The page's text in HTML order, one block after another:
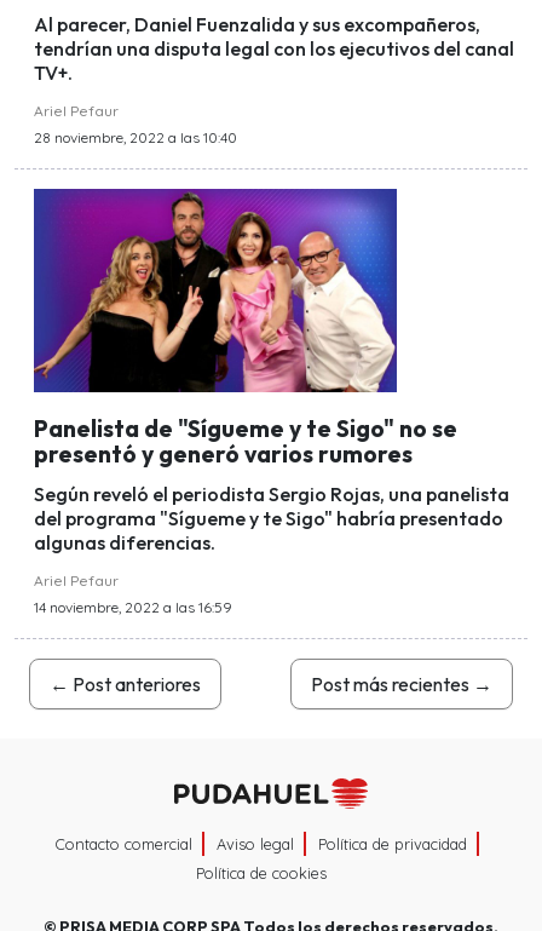
Al parecer, Daniel Fuenzalida y sus excompañeros,
tendrían una disputa legal con los ejecutivos del canal
TV+.
Ariel Pefaur
28 noviembre, 2022 a las 10:40
Panelista de "Sígueme y te Sigo" no se
presentó y generó varios rumores
Según reveló el periodista Sergio Rojas, una panelista
del programa "Sígueme y te Sigo" habría presentado
algunas diferencias.
Ariel Pefaur
14 noviembre, 2022 a las 16:59
← Post anteriores Post más recientes →
Contacto comercial Aviso legal
Política de privacidad
Política de cookies
© PRISA MEDIA CORP SPATodos los derechos reservados.